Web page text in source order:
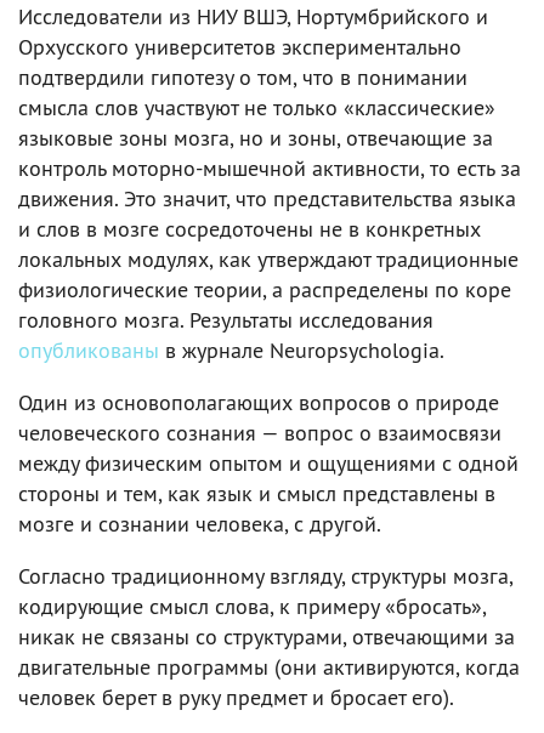
Исследователи из НИУ ВШЭ, Нортумбрийского и
Орхусского университетов экспериментально
подтвердили гипотезу о том, что в понимании
смысла слов участвуют не только «классические»
языковые зоны мозга, но и зоны, отвечающие за
контроль моторно-мышечной активности, то есть за
движения. Это значит, что представительства языка
и слов в мозге сосредоточены не в конкретных
локальных модулях, как утверждают традиционные
физиологические теории, а распределены по коре
головного мозга. Результаты исследования
опубликованы в журнале Neuropsychologia.
Один из основополагающих вопросов о природе
человеческого сознания — вопрос о взаимосвязи
между физическим опытом и ощущениями с одной
стороны и тем, как язык и смысл представлены в
мозге и сознании человека, с другой.
Согласно традиционному взгляду, структуры мозга,
кодирующие смысл слова, к примеру «бросать»,
никак не связаны со структурами, отвечающими за
двигательные программы (они активируются, когда
человек берет в руку предмет и бросает его).